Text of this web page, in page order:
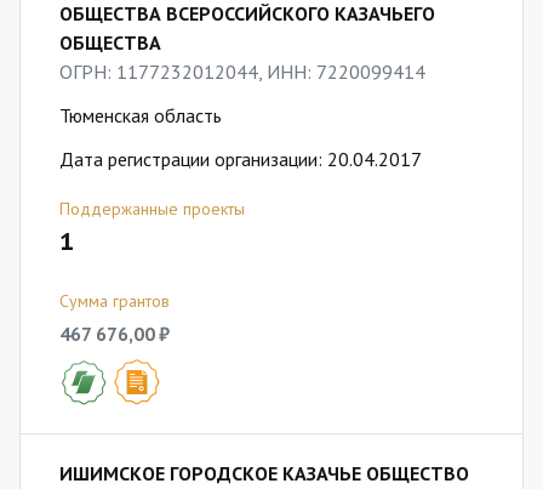
ОБЩЕСТВА ВСЕРОССИЙСКОГО КАЗАЧЬЕГО
ОБЩЕСТВА
ОГРН: 1177232012044, ИНН: 7220099414
Тюменская область
Дата регистрации организации: 20.04.2017
Поддержанные проекты
1
Сумма грантов
467 676,00 ₽
ИШИМСКОЕ ГОРОДСКОЕ КАЗАЧЬЕ ОБЩЕСТВО